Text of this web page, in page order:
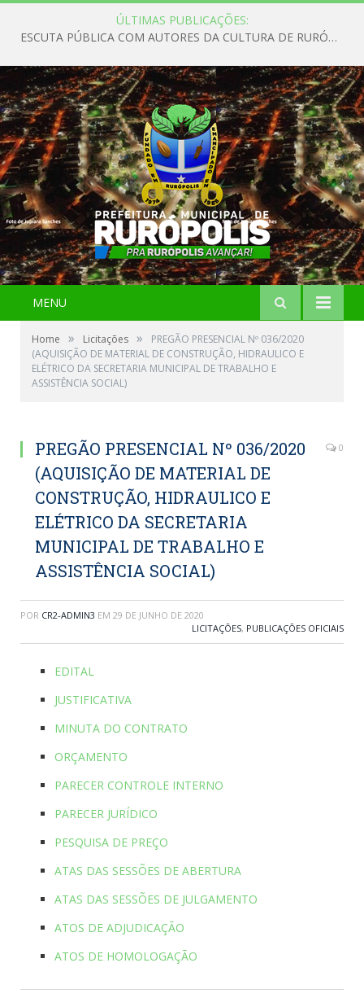
ÚLTIMAS PUBLICAÇÕES:
ESCUTA PÚBLICA COM AUTORES DA CULTURA DE RURÓPOLIS
MENU
Home » Licitações »
PREGÃO PRESENCIAL Nº 036/2020
(AQUISIÇÃO DE MATERIAL DE CONSTRUÇÃO, HIDRAULICO E
ELÉTRICO DA SECRETARIA MUNICIPAL DE TRABALHO E
ASSISTÊNCIA SOCIAL)
PREGÃO PRESENCIAL Nº 036/2020
(AQUISIÇÃO DE MATERIAL DE
CONSTRUÇÃO, HIDRAULICO E
ELÉTRICO DA SECRETARIA
MUNICIPAL DE TRABALHO E
ASSISTÊNCIA SOCIAL)
0
POR CR2-ADMIN3 EM 29 DE JUNHO DE 2020
LICITAÇÕES, PUBLICAÇÕES OFICIAIS
EDITAL
JUSTIFICATIVA
MINUTA DO CONTRATO
ORÇAMENTO
PARECER CONTROLE INTERNO
PARECER JURÍDICO
PESQUISA DE PREÇO
ATAS DAS SESSÕES DE ABERTURA
ATAS DAS SESSÕES DE JULGAMENTO
ATOS DE ADJUDICAÇÃO
ATOS DE HOMOLOGAÇÃO